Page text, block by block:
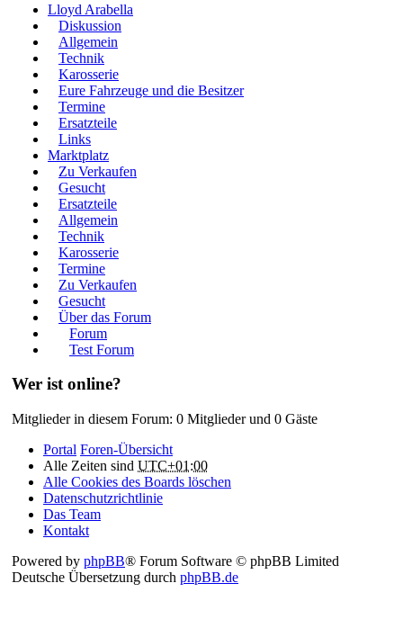
Lloyd Arabella
Diskussion
Allgemein
Technik
Karosserie
Eure Fahrzeuge und die Besitzer
Termine
Ersatzteile
Links
Marktplatz
Zu Verkaufen
Gesucht
Ersatzteile
Allgemein
Technik
Karosserie
Termine
Zu Verkaufen
Gesucht
Über das Forum
Forum
Test Forum
Wer ist online?
Mitglieder in diesem Forum: 0 Mitglieder und 0 Gäste
Portal Foren-Übersicht
Alle Zeiten sind UTC+01:00
Alle Cookies des Boards löschen
Datenschutzrichtlinie
Das Team
Kontakt
Powered by phpBB® Forum Software © phpBB Limited
Deutsche Übersetzung durch phpBB.de